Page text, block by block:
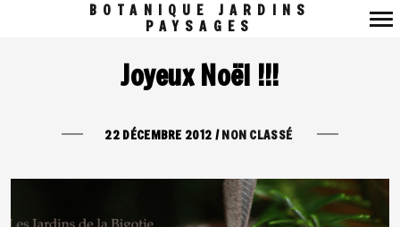
principale
BOTANIQUE JARDINS
PAYSAGES
Joyeux Noël !!!
22 DÉCEMBRE 2012 /NON CLASSÉ